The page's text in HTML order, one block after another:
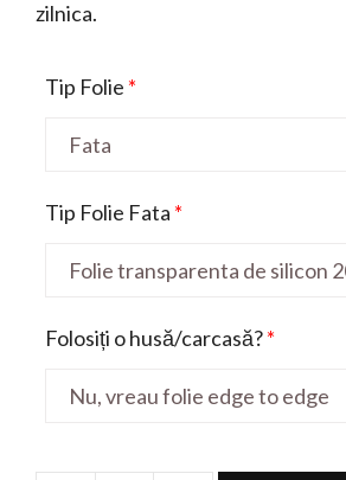
zilnica.
Tip Folie *
Tip Folie Fata *
Folosiți o husă/carcasă?*